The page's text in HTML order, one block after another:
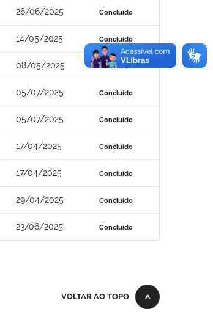
26/06/2025 Concluído
14/05/2025 Concluído
08/05/2025 Concluído
05/07/2025 Concluído
05/07/2025 Concluído
17/04/2025 Concluído
17/04/2025 Concluído
29/04/2025 Concluído
23/06/2025 Concluído
VOLTAR AO TOPO